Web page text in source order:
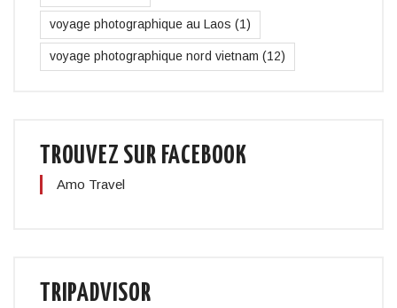
voyage photographique au Laos (1)
voyage photographique nord vietnam (12)
TROUVEZ SUR FACEBOOK
Amo Travel
TRIPADVISOR